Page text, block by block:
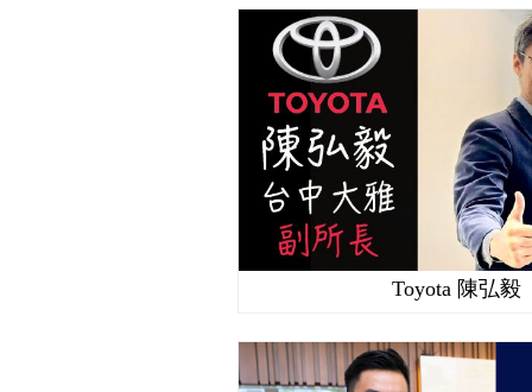
Toyota 陳弘毅